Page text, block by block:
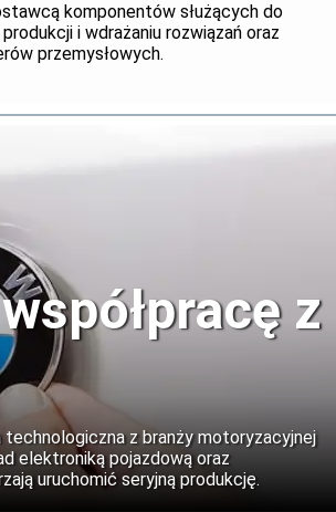
komponentów służących do
i wdrażaniu rozwiązań oraz
przemysłowych.
z
technologiczna z branży motoryzacyjnej
elektroniką pojazdową oraz
uruchomić seryjną produkcję.